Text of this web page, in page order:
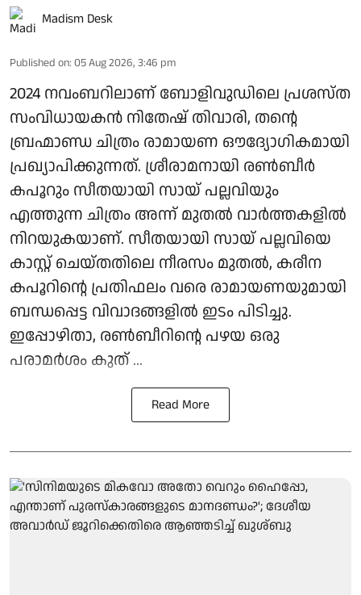
Madism Desk
Published on: 05 Aug 2026, 3:46 pm
2024 നവംബറിലാണ് ബോളിവുഡിലെ പ്രശസ്ത
സംവിധായകൻ നിതേഷ് തിവാരി, തന്റെ
ബ്രഹ്മാണ്ഡ ചിത്രം രാമായണ ഔദ്യോഗികമായി
പ്രഖ്യാപിക്കുന്നത്. ശ്രീരാമനായി രൺബീർ
കപൂറും സീതയായി സായ് പല്ലവിയും
എത്തുന്ന ചിത്രം അന്ന് മുതൽ വാർത്തകളിൽ
നിറയുകയാണ്. സീതയായി സായ് പല്ലവിയെ
കാസ്റ്റ് ചെയ്തതിലെ നീരസം മുതൽ, കരീന
കപൂറിന്റെ പ്രതിഫലം വരെ രാമായണയുമായി
ബന്ധപ്പെട്ട വിവാദങ്ങളിൽ ഇടം പിടിച്ചു.
ഇപ്പോഴിതാ, രൺബീറിന്റെ പഴയ ഒരു
പരാമർശം കുത് ...
Read More